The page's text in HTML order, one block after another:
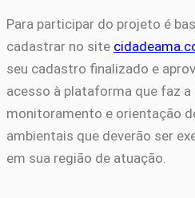
Para participar do projeto é
cadastrar no site
seu cadastro finalizado e
acesso à plataforma que faz a
monitoramento e orientação
ambientais que deverão ser
em sua região de atuação.